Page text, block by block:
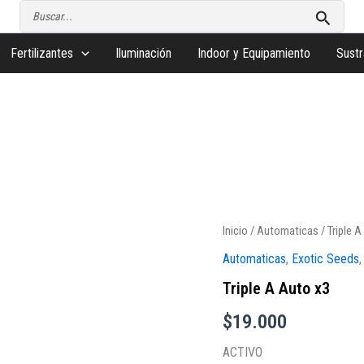
por:
Fertilizantes Iluminación Indoor y Equipamiento
Inicio /Automaticas / Triple
Automaticas, Exotic Seeds,
Triple A Auto x3
$19.000
ACTIVO